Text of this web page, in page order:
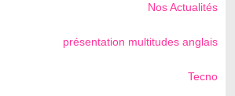
Nos Actualités
présentation multitudes anglais
Tecno